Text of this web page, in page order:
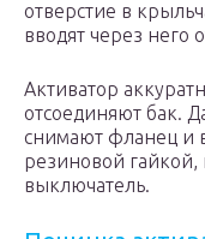
отверстие в
вводят через него
Активатор
отсоединяют бак.
снимают фланец и
резиновой
выключатель.